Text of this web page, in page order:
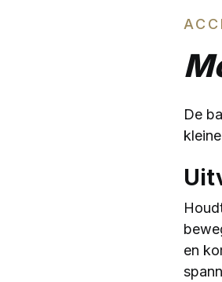
De
en